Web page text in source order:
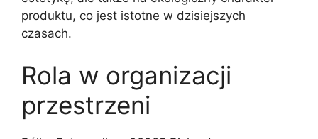
produktu, co jest istotne w dzisiejszych
czasach.
Rola w organizacji
przestrzeni